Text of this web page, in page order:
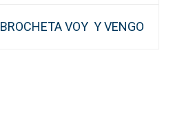
BROCHETA VOY Y VENGO